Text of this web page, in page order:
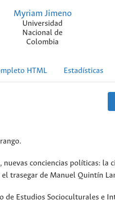
Myriam Jimeno
Universidad
Nacional de
Colombia
HTML Estadísticas
nuevas conciencias políticas: la
trasegar de Manuel Quintín
de Estudios Socioculturales e